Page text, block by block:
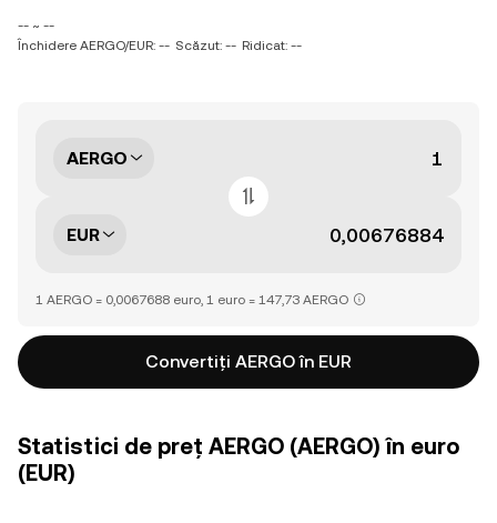
-- ~ --
Închidere AERGO/EUR: -- Scăzut: -- Ridicat: --
AERGO
EUR
1 AERGO = 0,0067688 euro, 1 euro = 147,73 AERGO
Convertiți AERGO în EUR
Statistici de preț AERGO (AERGO) în euro
(EUR)